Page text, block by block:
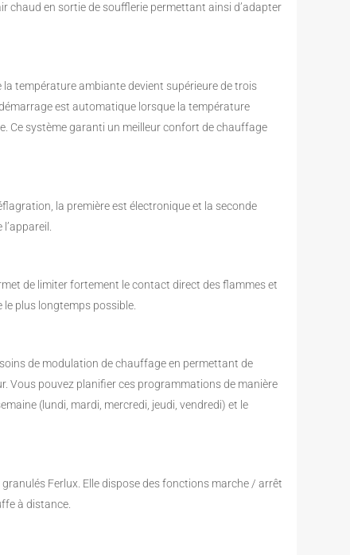
chaud en sortie de soufflerie permettant ainsi d’adapter
la température ambiante devient supérieure de trois
est automatique lorsque la température
Ce système garanti un meilleur confort de chauffage
la première est électronique et la seconde
de limiter fortement le contact direct des flammes et
plus longtemps possible.
de modulation de chauffage en permettant de
Vous pouvez planifier ces programmations de manière
(lundi, mardi, mercredi, jeudi, vendredi) et le
Ferlux. Elle dispose des fonctions marche / arrêt
à distance.